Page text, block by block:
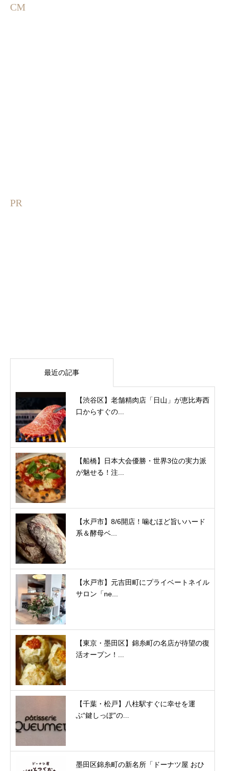
CM
PR
最近の記事
【渋谷区】老舗精肉店「日山」が恵比寿西
口からすぐの...
【船橋】日本大会優勝・世界3位の実力派
が魅せる！注...
【水戸市】8/6開店！噛むほど旨いハード
系＆酵母ベ...
【水戸市】元吉田町にプライベートネイル
サロン「ne...
【東京・墨田区】錦糸町の名店が待望の復
活オープン！...
【千葉・松戸】八柱駅すぐに幸せを運
ぶ“鍵しっぽ”の...
墨田区錦糸町の新名所「ドーナツ屋 おひ